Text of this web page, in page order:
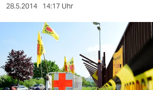
berlin
nord
28.5.2014 14:17 Uhr